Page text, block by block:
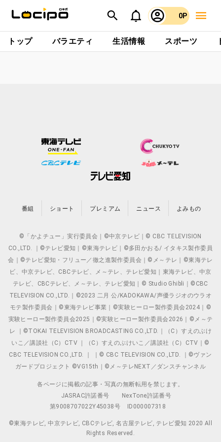
0P
トップ バラエティ 生活情報 スポーツ
番組 ショート プレミアム ニュース よみもの
©「かよチュー」実行委員会｜©中京テレビ｜© CBC TELEVISION
CO.,LTD. ｜©テレビ愛知｜©東海テレビ｜©多田かおる/ イタキス製作委員
会｜©テレビ愛知・フリュー／徹之進製作委員会｜©メ～テレ｜©東海テレ
ビ、中京テレビ、CBCテレビ、メ～テレ、テレビ愛知｜東海テレビ、中京
テレビ、CBCテレビ、メ～テレ、テレビ愛知｜© Studio Ghibli｜©CBC
TELEVISION CO.,LTD.｜©2023 二月 公/KADOKAWA/声優ラジオのウラオ
モテ製作委員会｜©東海テレビ事業｜©実験ヒーロー製作委員会2024｜©
実験ヒーロー製作委員会2025｜©実験ヒーロー製作委員会2026｜©メ～テ
レ ｜©TOKAI TELEVISION BROADCASTING CO.,LTD.｜（C）すえのぶけ
いこ／講談社（C）CTV ｜（C）すえのぶけいこ／講談社（C）CTV｜©
CBC TELEVISION CO.,LTD. ｜ ｜© CBC TELEVISION CO.,LTD. ｜©ヴァン
ガードプロジェクト ©VG15th｜©メ～テレNEXT／ダンスチャンネル
各ページに掲載の記事・写真の無断転用を禁じます。
JASRAC許諾番号
NexTone許諾番号
第9008707022Y45038号
ID000007318
©東海テレビ, 中京テレビ, CBCテレビ, 名古屋テレビ, テレビ愛知 2020 All
Rights Reserved.